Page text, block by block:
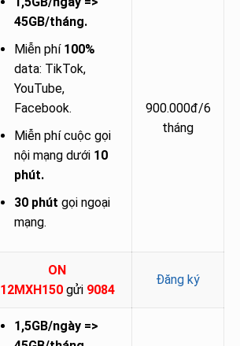
45GB/tháng.
Miễn phí 100%
data: TikTok,
YouTube,
Facebook.
Miễn phí cuộc gọi
nội mạng dưới 10
phút.
30 phút gọi ngoại
mạng.
900.000đ/6
tháng
ON
12MXH150gửi 9084
Đăng ký
1,5GB/ngày =>